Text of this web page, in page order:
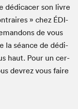
dédi­cac­er son livre
» chez ÉDI­
de vous
la séance de dédi­
haut. Pour un cer­
devrez vous faire